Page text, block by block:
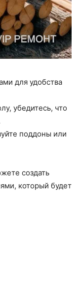
для удобства
убедитесь, что
поддоны или
создать
который будет